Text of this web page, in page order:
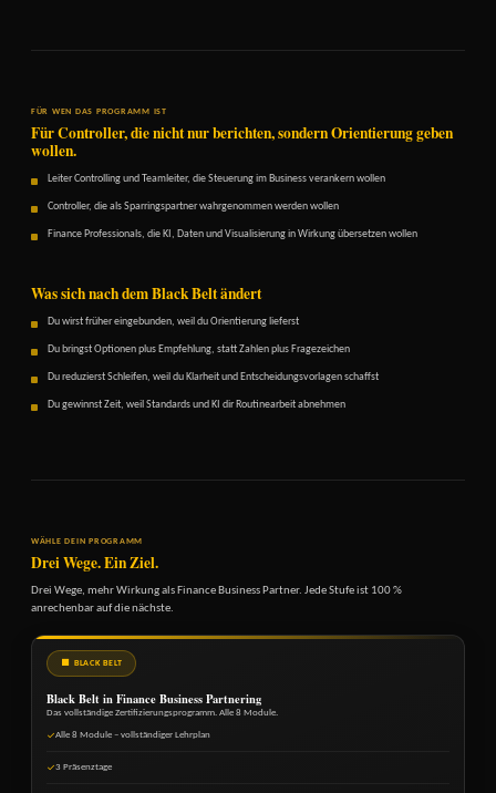
FÜR WEN DAS PROGRAMM IST
Für Controller, die nicht nur berichten, sondern Orientierung geben
wollen.
Leiter Controlling und Teamleiter, die Steuerung im Business verankern wollen
Controller, die als Sparringspartner wahrgenommen werden wollen
Finance Professionals, die KI, Daten und Visualisierung in Wirkung übersetzen wollen
Was sich nach dem Black Belt ändert
Du wirst früher eingebunden, weil du Orientierung lieferst
Du bringst Optionen plus Empfehlung, statt Zahlen plus Fragezeichen
Du reduzierst Schleifen, weil du Klarheit und Entscheidungsvorlagen schaffst
Du gewinnst Zeit, weil Standards und KI dir Routinearbeit abnehmen
WÄHLE DEIN PROGRAMM
Drei Wege. Ein Ziel.
Drei Wege, mehr Wirkung als Finance Business Partner. Jede Stufe ist 100 %
anrechenbar auf die nächste.
⬛ BLACK BELT
Black Belt in Finance Business Partnering
Das vollständige Zertifizierungsprogramm. Alle 8 Module.
✓Alle 8 Module – vollständiger Lehrplan
✓3 Präsenztage